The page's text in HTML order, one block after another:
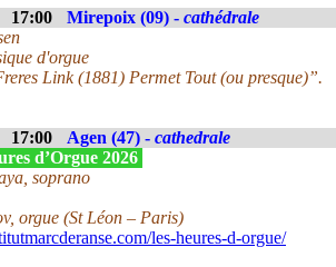
17:00 Mirepoix (09) - cathédrale
d'orgue
Link (1881) Permet Tout (ou presque)”.
17:00 Agen (47) - cathedrale
d’Orgue 2026
soprano
orgue (St Léon – Paris)
les-heures-d-orgue/